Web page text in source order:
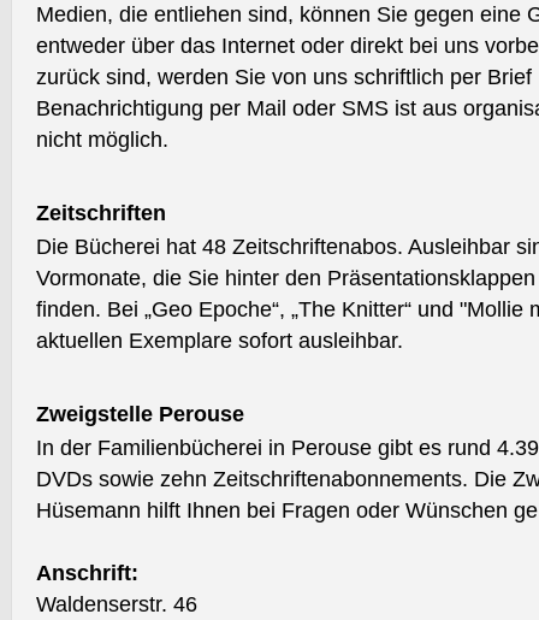
Medien, die entliehen sind, können Sie gegen eine
entweder über das Internet oder direkt bei uns
zurück sind, werden Sie von uns schriftlich per
Benachrichtigung per Mail oder SMS ist aus
nicht möglich.
Zeitschriften
Die Bücherei hat 48 Zeitschriftenabos. Ausleihbar
Vormonate, die Sie hinter den
finden. Bei „Geo Epoche“, „The Knitter“ und "Mollie
aktuellen Exemplare sofort ausleihbar.
Zweigstelle Perouse
In der Familienbücherei in Perouse gibt es rund
DVDs sowie zehn Zeitschriftenabonnements. Die
Hüsemann hilft Ihnen bei Fragen oder Wünschen
Anschrift:
Waldenserstr. 46